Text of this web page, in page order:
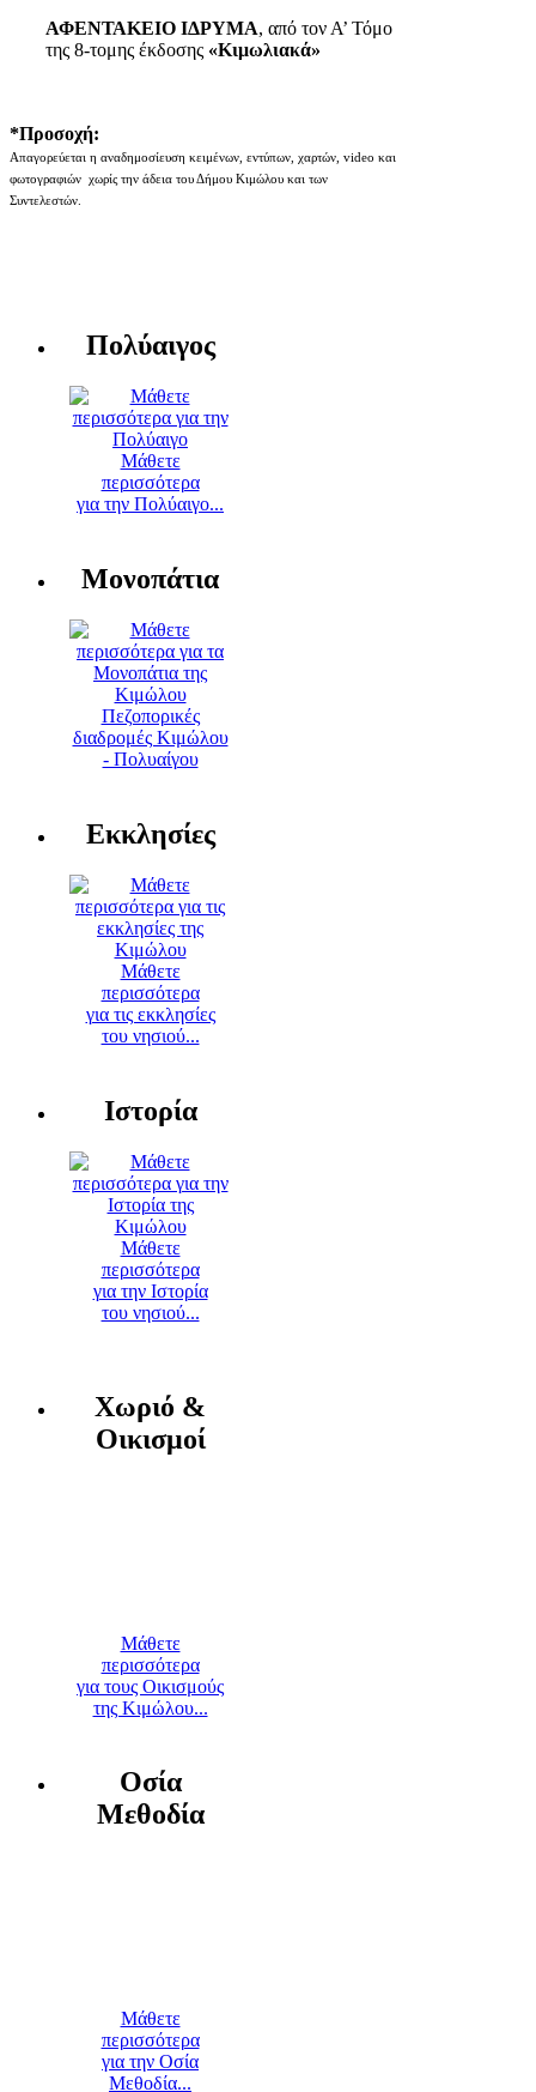
ΑΦΕΝΤΑΚΕΙΟ ΙΔΡΥΜΑ, από τον Α’ Τόμο
της 8-τομης έκδοσης «Κιμωλιακά»
*Προσοχή:
Απαγορεύεται η αναδημοσίευση κειμένων, εντύπων, χαρτών, video και
φωτογραφιών χωρίς την άδεια του Δήμου Κιμώλου και των
Συντελεστών.
Πολύαιγος
Μάθετε
περισσότερα
για την Πολύαιγο...
Μονοπάτια
Πεζοπορικές
διαδρομές Κιμώλου
- Πολυαίγου
Εκκλησίες
Μάθετε
περισσότερα
για τις εκκλησίες
του νησιού...
Ιστορία
Μάθετε
περισσότερα
για την Ιστορία
του νησιού...
Χωριό &
Οικισμοί
Μάθετε
περισσότερα
για τους Οικισμούς
της Κιμώλου...
Οσία
Μεθοδία
Μάθετε
περισσότερα
για την Οσία
Μεθοδία...